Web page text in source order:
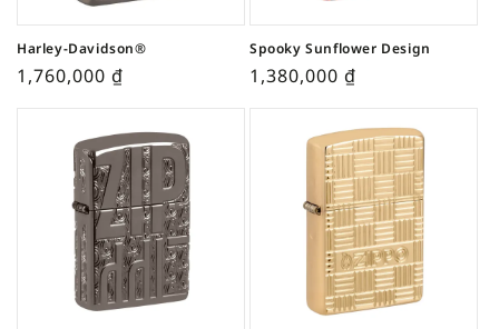
Harley-Davidson®
1,760,000 ₫
Spooky Sunflower Design
1,380,000 ₫